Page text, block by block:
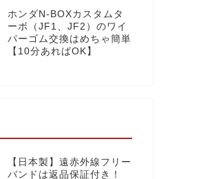
ホンダN-BOXカスタムタ
ーボ（JF1、JF2）のワイ
パーゴム交換はめちゃ簡単
【10分あればOK】
【日本製】遠赤外線フリー
バンドは返品保証付き！